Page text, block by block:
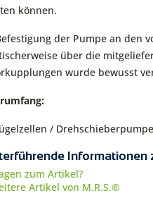
können.
der Pumpe an den
über die
wurde bewusst
/
Informationen
zum Artikel?
Artikel von M.R.S.®